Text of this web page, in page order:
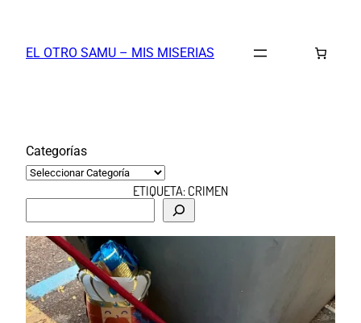
contenido
EL OTRO SAMU – MIS MISERIAS
Categorías
ETIQUETA:CRIMEN
s
c
a
r